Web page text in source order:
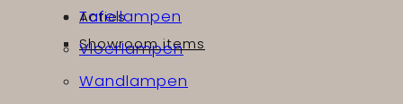
Acties
Showroom items
Tafellampen
Vloerlampen
Wandlampen